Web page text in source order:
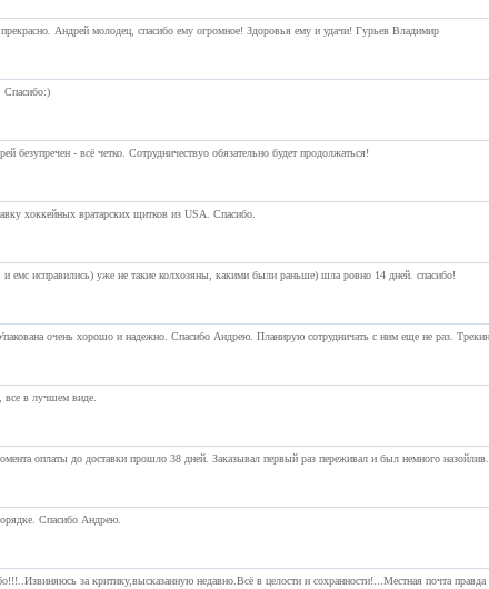
Андрей молодец, спасибо ему огромное! Здоровья ему и удачи! Гурьев Владимир
Спасибо:)
безупречен - всё четко. Сотрудничествуо обязательно будет продолжаться!
хоккейных вратарских щитков из USA. Спасибо.
емс исправились) уже не такие колхозяны, какими были раньше) шла ровно 14 дней. спасибо!
очень хорошо и надежно. Спасибо Андрею. Планирую сотрудничать с ним еще не раз.
в лучшем виде.
оплаты до доставки прошло 38 дней. Заказывал первый раз переживал и был немного
Спасибо Андрею.
за критику,высказанную недавно.Всё в целости и сохранности!...Местная почта правда